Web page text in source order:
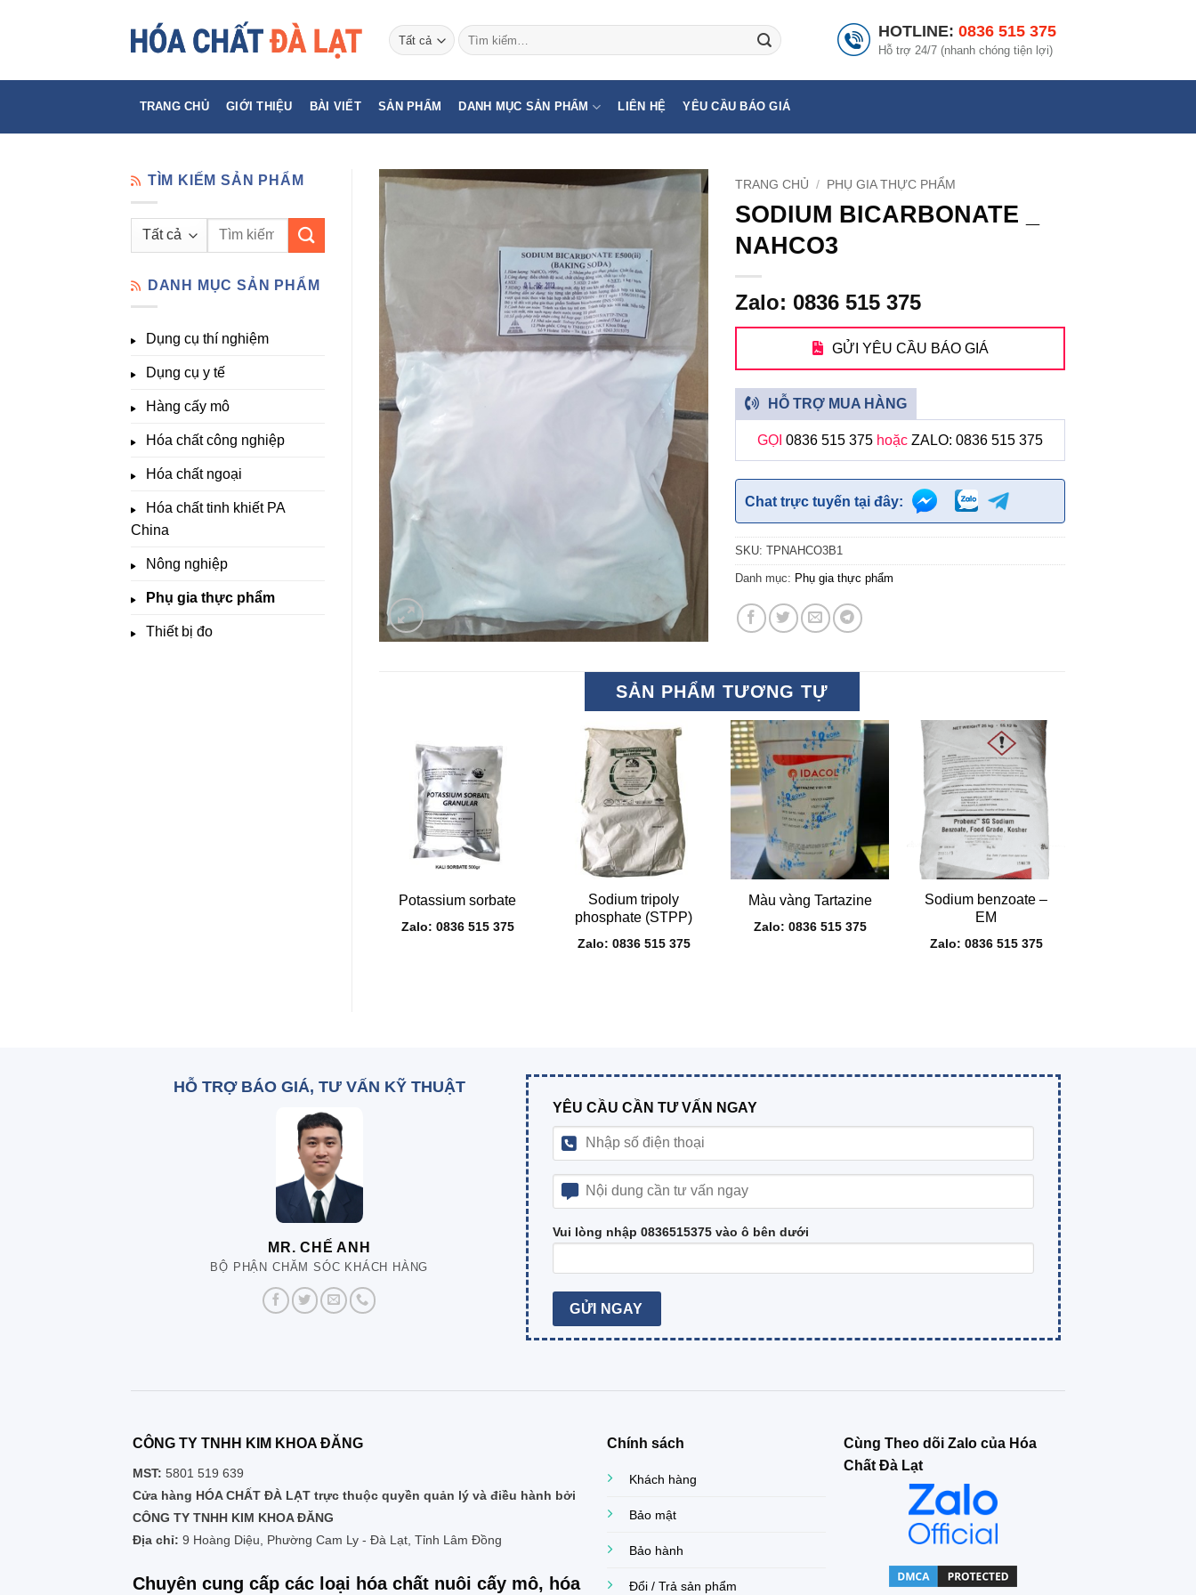
Tìm
kiếm:
HOTLINE: 0836 515 375
Hỗ trợ 24/7 (nhanh chóng tiện lợi)
TRANG CHỦ GIỚI THIỆU BÀI VIẾT SẢN PHẨM DANH MỤC SẢN PHẨM LIÊN HỆ YÊU CẦU BÁO GIÁ
TÌM KIẾM SẢN PHẨM
Tìm
DANH MỤC SẢN PHẨM
Dụng cụ thí nghiệm
Dụng cụ y tế
Hàng cấy mô
Hóa chất công nghiệp
Hóa chất ngoại
Hóa chất tinh khiết PA
China
Nông nghiệp
Phụ gia thực phẩm
Thiết bị đo
TRANG CHỦ / PHỤ GIA THỰC PHẨM
SODIUM BICARBONATE _
NAHCO3
Zalo: 0836 515 375
GỬI YÊU CẦU BÁO GIÁ
HỖ TRỢ MUA HÀNG
GỌI0836 515 375 hoặcZALO: 0836 515 375
Chat trực tuyến tại đây:
SKU:TPNAHCO3B1
Danh mục: Phụ gia thực phẩm
SẢN PHẨM TƯƠNG TỰ
Potassium sorbate
Zalo: 0836 515 375
Sodium tripoly
phosphate (STPP)
Zalo: 0836 515 375
+
Màu vàng Tartazine
Zalo: 0836 515 375
Sodium benzoate –
EM
Zalo: 0836 515 375
HỖ TRỢ BÁO GIÁ, TƯ VẤN KỸ THUẬT
MR. CHẾ ANH
BỘ PHẬN CHĂM SÓC KHÁCH HÀNG
YÊU CẦU CẦN TƯ VẤN NGAY
Vui lòng nhập 0836515375 vào ô bên dưới
CÔNG TY TNHH KIM KHOA ĐĂNG
MST: 5801 519 639
Cửa hàng HÓA CHẤT ĐÀ LẠT trực thuộc quyền quản lý và điều hành bởi
CÔNG TY TNHH KIM KHOA ĐĂNG
Địa chỉ: 9 Hoàng Diệu, Phường Cam Ly - Đà Lạt, Tỉnh Lâm Đồng
Chuyên cung cấp các loại hóa chất nuôi cấy mô, hóa
Chính sách
Khách hàng
Bảo mật
Bảo hành
Đổi / Trả sản phẩm
Cùng Theo dõi Zalo của Hóa
Chất Đà Lạt